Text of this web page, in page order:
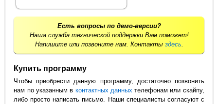
Есть вопросы по демо-версии?
Наша служба технической поддержки Вам поможет!
Напишите или позвоните нам. Контакты здесь.
Купить программу
Чтобы приобрести данную программу, достаточно позвонить
нам по указанным в контактных данныхтелефонам или скайпу,
либо просто написать письмо. Наши специалисты согласуют с